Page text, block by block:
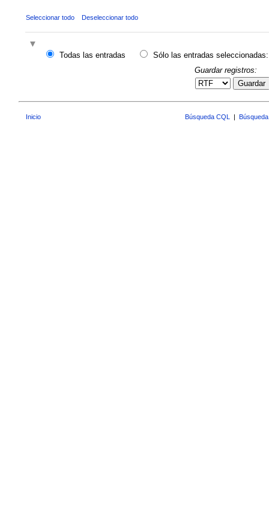
Seleccionar todo Deseleccionar todo
Todas las entradas
Sólo las entradas seleccionadas:
Guardar registros:
Guardar
Inicio Búsqueda CQL